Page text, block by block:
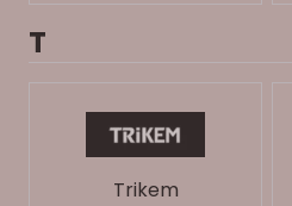
T
Trikem